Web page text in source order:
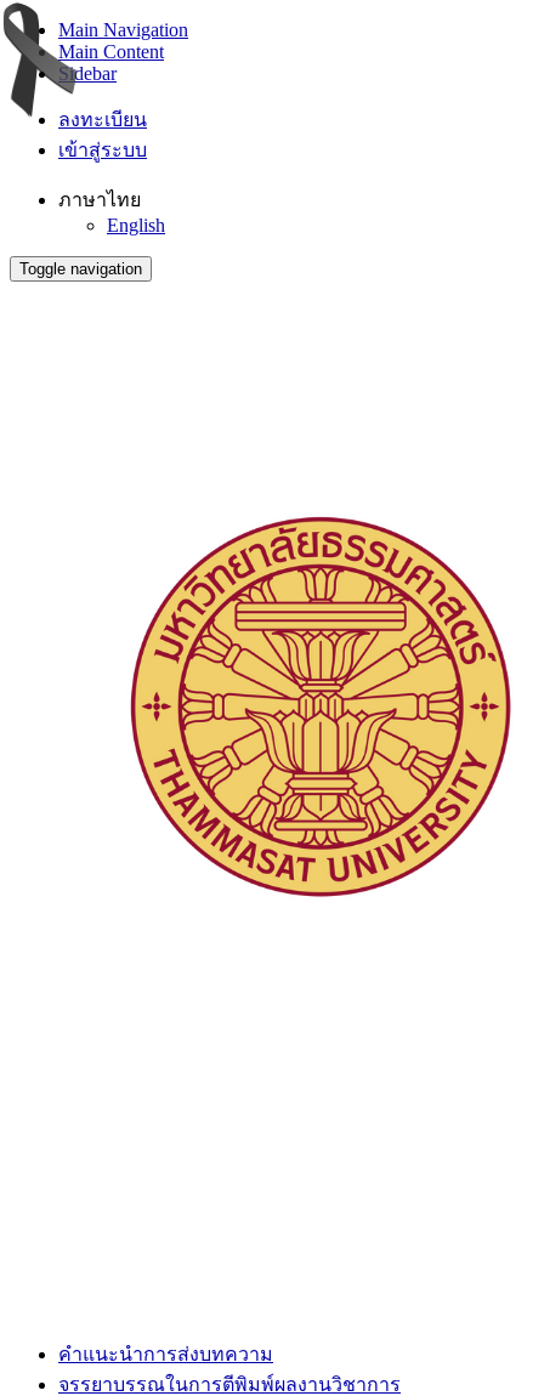
Main Navigation
Main Content
Sidebar
ลงทะเบียน
เข้าสู่ระบบ
ภาษาไทย
English
Toggle navigation
คำแนะนำการส่งบทความ
จรรยาบรรณในการตีพิมพ์ผลงานวิชาการ